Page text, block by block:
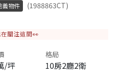
義物件
(1988863CT)
在關注這間👀
/坪
格局
10房2廳2衛